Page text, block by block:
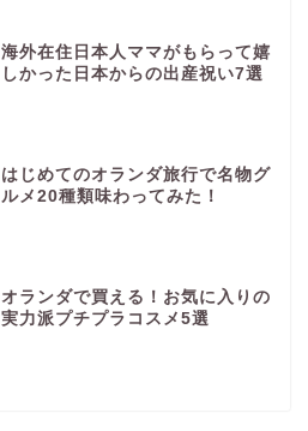
海外在住日本人ママがもらって嬉
しかった日本からの出産祝い7選
はじめてのオランダ旅行で名物グ
ルメ20種類味わってみた！
オランダで買える！お気に入りの
実力派プチプラコスメ5選